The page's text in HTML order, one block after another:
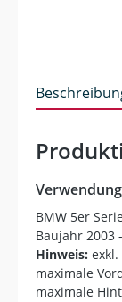
BMW 5er
Baujahr 2003
Hinweis: exkl.
maximale
maximale